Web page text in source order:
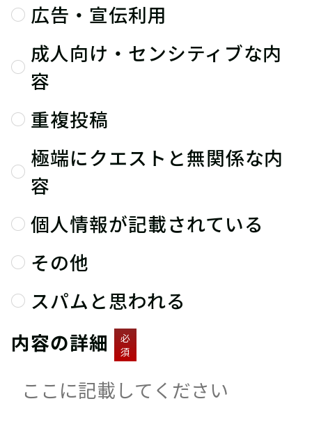
広告・宣伝利用
成人向け・センシティブな内
容
重複投稿
極端にクエストと無関係な内
容
個人情報が記載されている
その他
スパムと思われる
内容の詳細
必
須